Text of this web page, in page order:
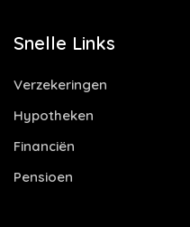
Snelle Links
Verzekeringen
Hypotheken
Financiën
Pensioen